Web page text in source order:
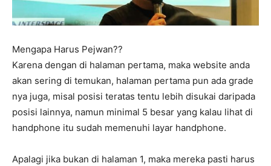
Mengapa Harus Pejwan??
Karena dengan di halaman pertama, maka website anda
akan sering di temukan, halaman pertama pun ada grade
nya juga, misal posisi teratas tentu lebih disukai daripada
posisi lainnya, namun minimal 5 besar yang kalau lihat di
handphone itu sudah memenuhi layar handphone.
Apalagi jika bukan di halaman 1, maka mereka pasti harus